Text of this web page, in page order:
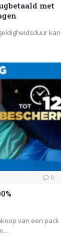
met
kan
0
van een pack